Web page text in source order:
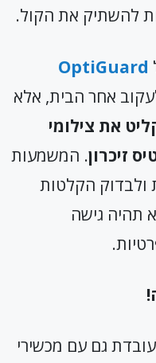
להשתיק את הקול.
OptiGuard
אחר הבית, אלא
את צילומי
. המשמעות
ולבדוק הקלטות
תהיה גישה
גם עם מכשירי